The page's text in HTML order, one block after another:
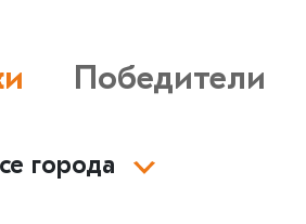
Победители
города